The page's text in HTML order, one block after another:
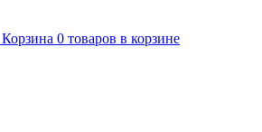
Корзина 0 товаров в корзине